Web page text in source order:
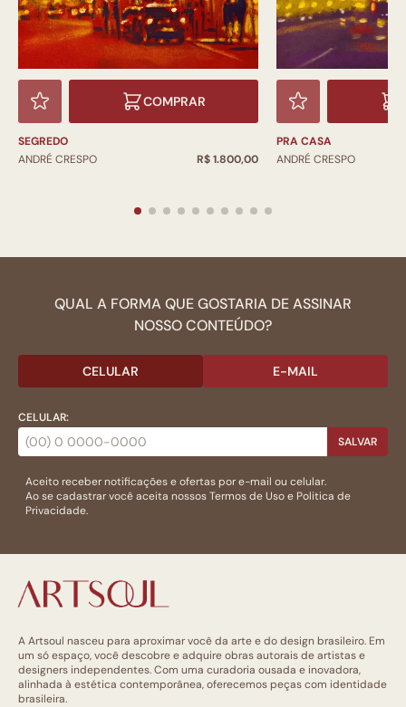
COMPRAR
SEGREDO
ANDRÉ CRESPO
R$ 1.800,00
PRA CASA
ANDRÉ CRESPO
QUAL A FORMA QUE GOSTARIA DE ASSINAR
NOSSO CONTEÚDO?
CELULAR E-MAIL
CELULAR:
SALVAR
Aceito receber notificações e ofertas por e-mail ou celular.
Ao se cadastrar você aceita nossosTermos de Usoe Politica de
Privacidade.
A Artsoul nasceu para aproximar você da arte e do design brasileiro. Em
um só espaço, você descobre e adquire obras autorais de artistas e
designers independentes. Com uma curadoria ousada e inovadora,
alinhada à estética contemporânea, oferecemos peças com identidade
brasileira.